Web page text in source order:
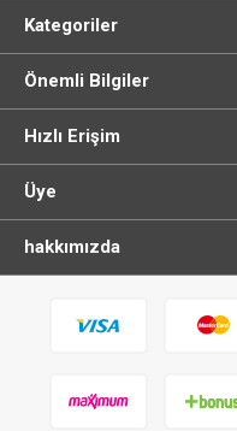
Kategoriler
Önemli Bilgiler
Hızlı Erişim
Üye
hakkımızda